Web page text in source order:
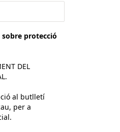
protecció
DEL
al butlletí
per a